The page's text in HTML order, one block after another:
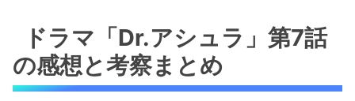
ドラマ「Dr.アシュラ」第7話
の感想と考察まとめ